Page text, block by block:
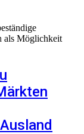
als Möglichkeit